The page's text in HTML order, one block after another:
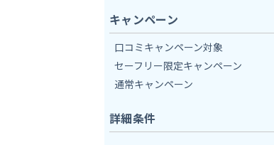
キャンペーン
口コミキャンペーン対象
セーフリー限定キャンペーン
通常キャンペーン
詳細条件